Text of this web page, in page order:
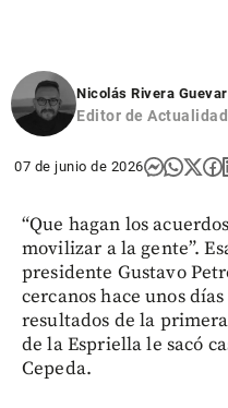
Nicolás Rivera
Editor de Actualidad
07 de junio de 2026
“Que hagan los
movilizar a la gente”.
presidente Gustavo
cercanos hace unos
resultados de la
de la Espriella le sacó
Cepeda.